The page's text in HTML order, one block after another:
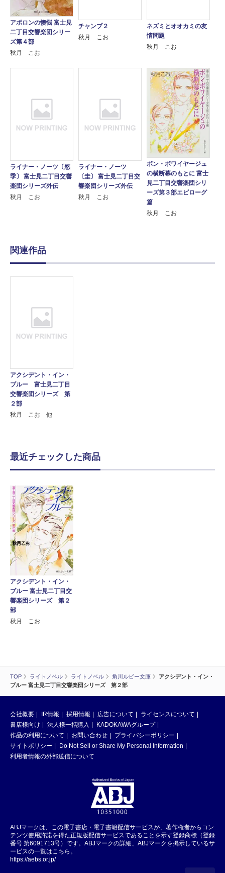
TOP ライトノベル ライトノベル 角川ルビー文庫
アクシデント・イン・
ブルー 富士見二丁目交響楽団シリーズ 第２部
アポロンの懊悩 富士見
二丁目交響楽団シリー
ズ第４部
秋月 こお
チャンプ２
秋月 こお
ネズミとオオカミの友
情問題
秋月 こお
ライナー・ノーツ〔悠
季〕 富士見二丁目交響
楽団シリーズ外伝
秋月 こお
ライナー・ノーツ
〔圭〕 富士見二丁目交
響楽団シリーズ外伝
秋月 こお
ボン・ボワイヤージュ
の横断幕のもとに 富士
見二丁目交響楽団シリ
ーズ第３部エピローグ
篇
秋月 こお
関連作品
アクシデント・イン・
ブルー 富士見二丁目
交響楽団シリーズ 第
２部
秋月 こお 他
最近チェックした商品
アクシデント・イン・
ブルー 富士見二丁目交
響楽団シリーズ 第２
部
秋月 こお
会社概要 IR情報 採用情報 広告について
ライセンスについて
書店様向け
法人様一括購入
KADOKAWAグループ
作品の利用について
お問い合わせ
プライバシーポリシー
サイトポリシー
Do Not Sell or Share My Personal Information
利用者情報の外部送信について
ABJマークは、この電子書店・電子書籍配信サービスが、著作権者からコン
テンツ使用許諾を得た正規版配信サービスであることを示す登録商標（登録
番号 第6091713号）です。ABJマークの詳細、ABJマークを掲示しているサ
ービスの一覧はこちら。
https://aebs.or.jp/